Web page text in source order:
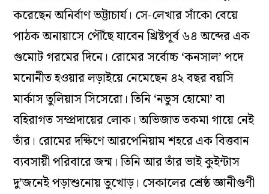
করেছেন অনির্বাণ ভট্টাচার্য। সে-লেখার সাঁকো বেয়ে
পাঠক অনায়াসে পৌঁছে যাবেন খ্রিষ্টপূর্ব ৬৪ অব্দের এক
গুমোট গরমের দিনে। রোমের সর্বোচ্চ ‘কনসাল’ পদে
মনোনীত হওয়ার লড়াইয়ে নেমেছেন ৪২ বছর বয়সি
মার্কাস তুলিয়াস সিসেরো। তিনি ‘নভুস হোমো’ বা
বহিরাগত সম্প্রদায়ের লোক। অভিজাত তকমা গায়ে নেই
তাঁর। রোমের দক্ষিণে আরপেনিয়াম শহরে এক বিত্তবান
ব্যবসায়ী পরিবারে জন্ম। তিনি আর তাঁর ভাই কুইন্টাস
দু’জনেই পড়াশুনোয় তুখোড়। সেকালের শ্রেষ্ঠ জ্ঞানীগুণী